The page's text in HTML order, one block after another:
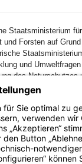
Staatsministerium
und Forsten auf
und
des Naturschutzes
in Verfahren nach
sowie zur
zwischen
folgende